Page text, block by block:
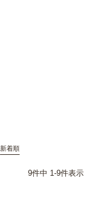
新着順
9件中 1-9件表示